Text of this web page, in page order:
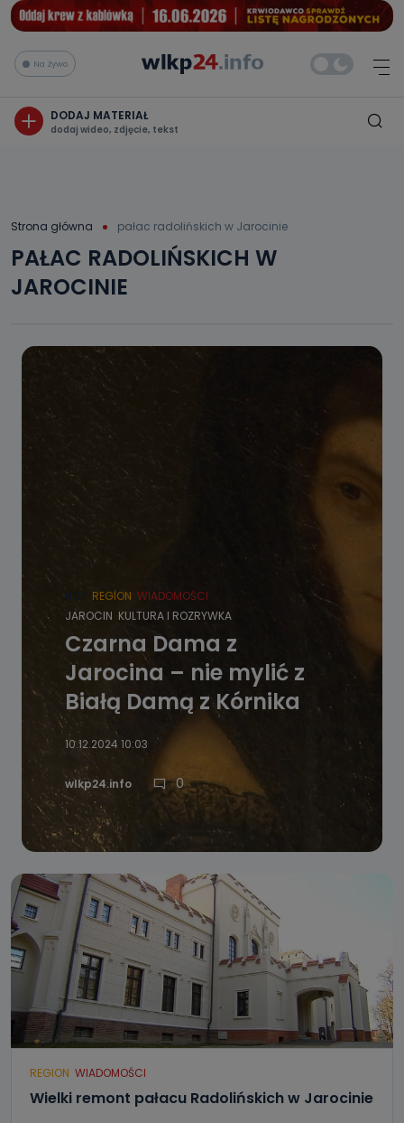
Na żywo
DODAJ MATERIAŁ
dodaj wideo, zdjęcie, tekst
Strona główna pałac radolińskich w Jarocinie
PAŁAC RADOLIŃSKICH W
JAROCINIE
HOT REGION WIADOMOŚCI
JAROCIN KULTURA I ROZRYWKA
Czarna Dama z
Jarocina – nie mylić z
Białą Damą z Kórnika
10.12.2024 10:03
wlkp24.info 0
REGION WIADOMOŚCI
Wielki remont pałacu Radolińskich w Jarocinie